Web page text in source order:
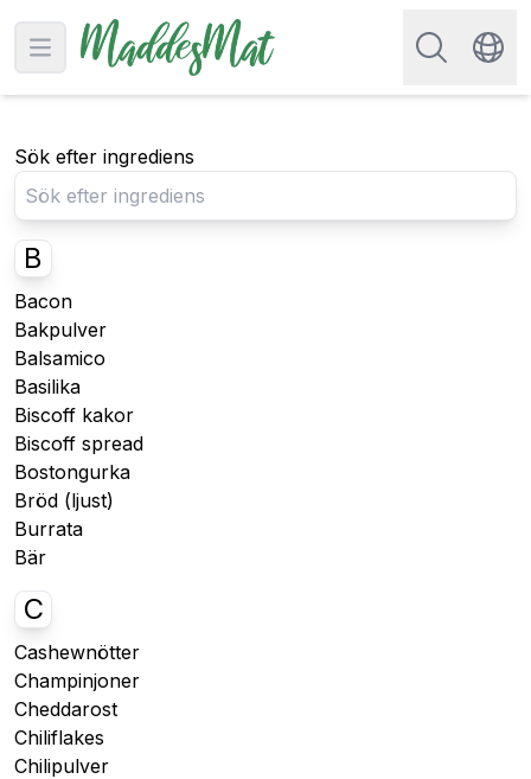
Open main menu
Sök efter
Sök efter ingrediens
B
Bacon
Bakpulver
Balsamico
Basilika
Biscoff kakor
Biscoff spread
Bostongurka
Bröd (ljust)
Burrata
Bär
C
Cashewnötter
Champinjoner
Cheddarost
Chiliflakes
Chilipulver